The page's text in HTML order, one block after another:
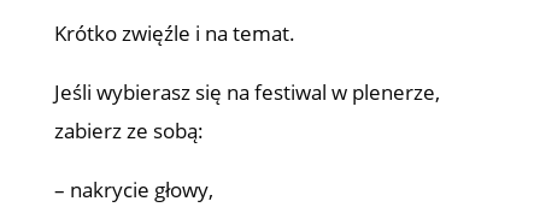
Krótko zwięźle i na temat.
Jeśli wybierasz się na festiwal w plenerze,
zabierz ze sobą:
– nakrycie głowy,